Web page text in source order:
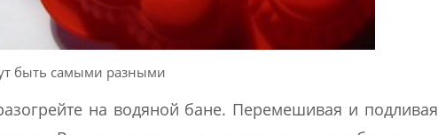
быть самыми разными
на водяной бане. Перемешивая и подливая